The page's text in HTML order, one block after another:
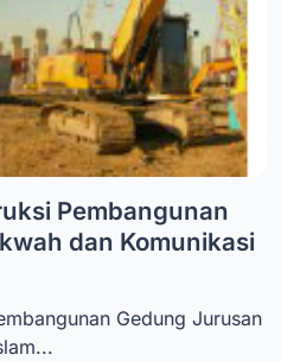
Pembangunan
dan Komunikasi
Gedung Jurusan